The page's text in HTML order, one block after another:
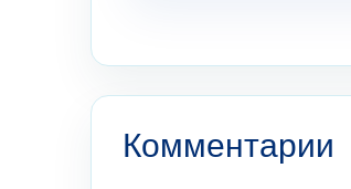
Комментарии